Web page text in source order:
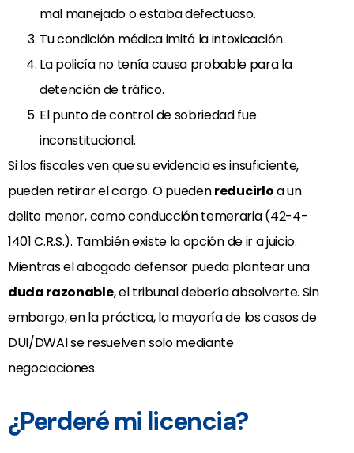
mal manejado o estaba defectuoso.
Tu condición médica imitó la intoxicación.
La policía no tenía causa probable para la
detención de tráfico.
El punto de control de sobriedad fue
inconstitucional.
Si los fiscales ven que su evidencia es insuficiente,
pueden retirar el cargo. O puedenreducirloa un
delito menor, como conducción temeraria (42-4-
1401 C.R.S.). También existe la opción de ir a juicio.
Mientras el abogado defensor pueda plantear una
duda razonable, el tribunal debería absolverte. Sin
embargo, en la práctica, la mayoría de los casos de
DUI/DWAI se resuelven solo mediante
negociaciones.
¿Perderé mi licencia?